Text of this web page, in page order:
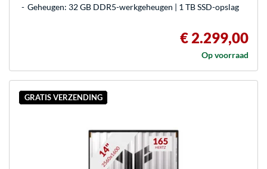
Geheugen: 32 GB DDR5-werkgeheugen | 1 TB SSD-opslag
€ 2.299,00
Op voorraad
GRATIS VERZENDING